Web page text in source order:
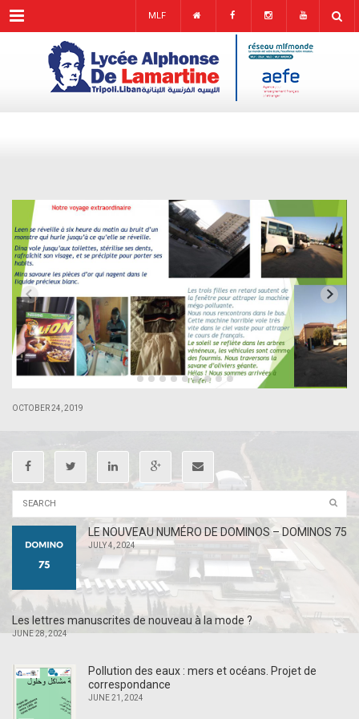
Menu MLF
OCTOBER 24, 2019
LE NOUVEAU NUMÉRO DE DOMINOS – DOMINOS 75
JULY 4, 2024
Les lettres manuscrites de nouveau à la mode ?
JUNE 28, 2024
Pollution des eaux : mers et océans. Projet de
correspondance
JUNE 21, 2024